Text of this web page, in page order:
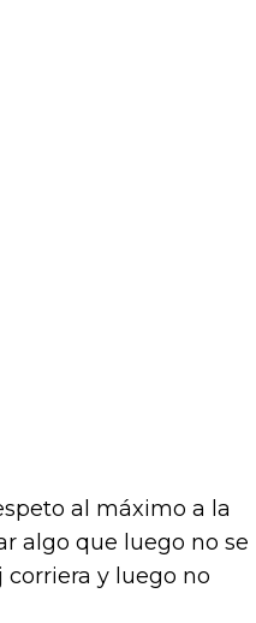
al máximo a la
algo que luego no se
corriera y luego no